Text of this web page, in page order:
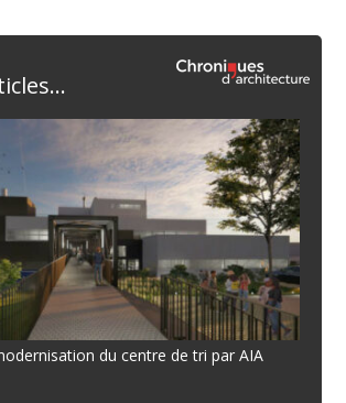
du centre de tri par AIA